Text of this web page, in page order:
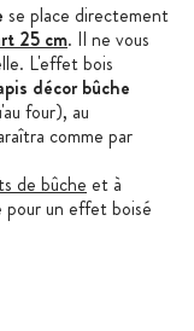
se place directement
25 cm. Il ne vous
L'effet bois
décor bûche
four), au
comme par
de bûche et à
pour un effet boisé